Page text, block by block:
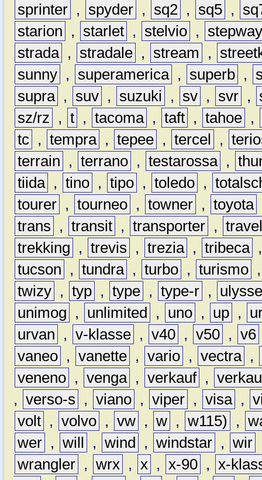
sprinter , spyder , sq2 , sq5 ,
starion
, starlet , stelvio ,
strada , stradale , stream ,
sunny , superamerica , superb ,
supra , suv , suzuki , sv , svr ,
sz/rz
, t , tacoma , taft , tahoe ,
tc , tempra , tepee , tercel ,
terrain
, terrano , testarossa ,
tiida , tino , tipo , toledo ,
tourer , tourneo , towner , toyota
trans
, transit , transporter ,
trekking
, trevis , trezia , tribeca
tucson
, tundra , turbo , turismo
twizy , typ , type , type-r ,
unimog
, unlimited , uno , up ,
urvan
, v-klasse , v40 , v50 , v6
vaneo , vanette , vario , vectra ,
veneno , venga , verkauf ,
, verso-s , viano , viper , visa ,
volt , volvo , vw , w , w115) ,
wer , will , wind , windstar , wir
wrangler , wrx , x , x-90 , x-